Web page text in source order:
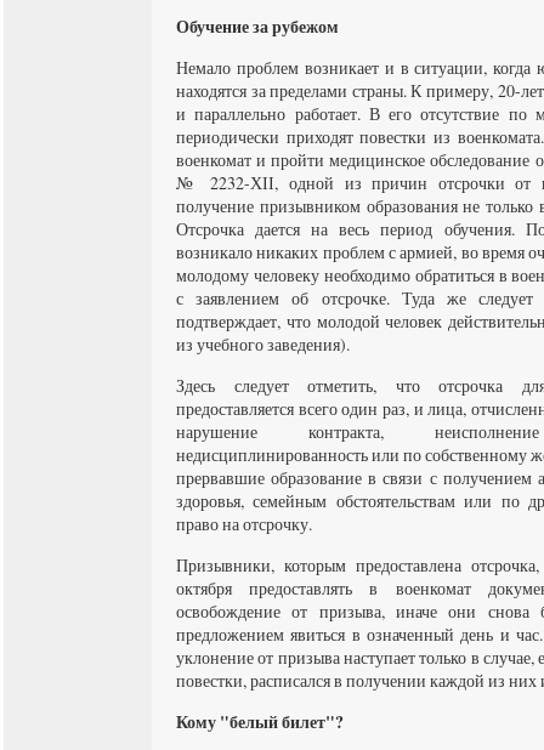
Обучение за рубежом
Немало проблем возникает и в ситуации,
находятся за пределами страны. К примеру, 20-
и параллельно работает. В его отсутствие
периодически приходят повестки из
военкомат и пройти медицинское обследование
№ 2232-ХІІ, одной из причин отсрочки от
получение призывником образования не
Отсрочка дается на весь период обучения.
возникало никаких проблем с армией, во время
молодому человеку необходимо обратиться в
с заявлением об отсрочке. Туда же следует
подтверждает, что молодой человек
из учебного заведения).
Здесь следует отметить, что отсрочка
предоставляется всего один раз, и лица,
нарушение контракта,
недисциплинированность или по собственному
прервавшие образование в связи с получением
здоровья, семейным обстоятельствам или по
право на отсрочку.
Призывники, которым предоставлена
октября предоставлять в военкомат
освобождение от призыва, иначе они снова
предложением явиться в означенный день и
уклонение от призыва наступает только в
повестки, расписался в получении каждой из
Кому "белый билет"?